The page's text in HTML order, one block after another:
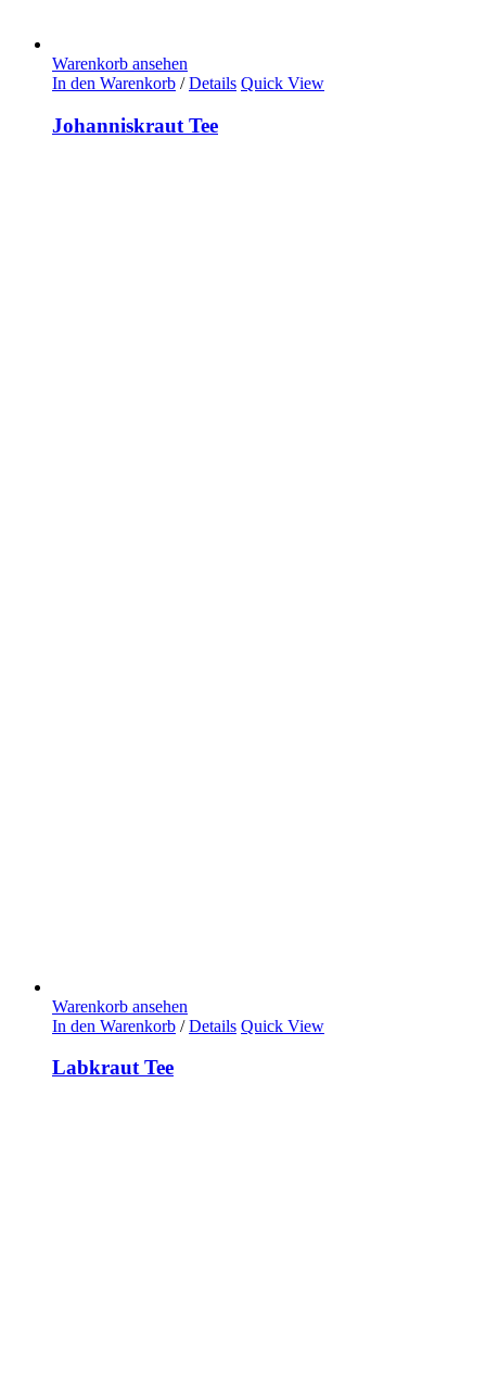
Warenkorb ansehen
In den Warenkorb / Details Quick View
Johanniskraut Tee
Warenkorb ansehen
In den Warenkorb / Details Quick View
Labkraut Tee